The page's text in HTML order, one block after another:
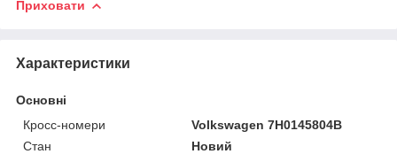
Приховати
Характеристики
Основні
Кросс-номери
Volkswagen 7H0145804B
Стан
Новий